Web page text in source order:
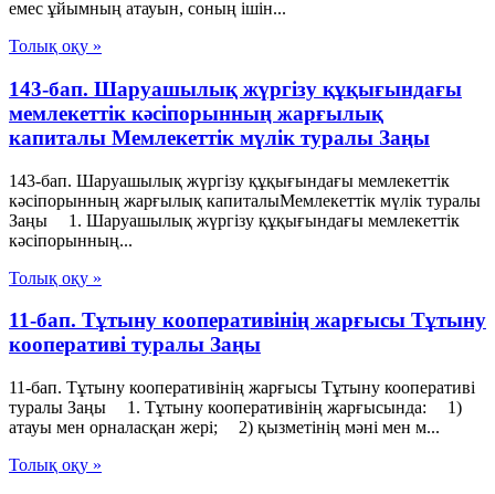
емес ұйымның атауын, соның iшiн...
Толық оқу »
143-бап. Шаруашылық жүргізу құқығындағы
мемлекеттік кәсiпорынның жарғылық
капиталы Мемлекеттік мүлік туралы Заңы
143-бап. Шаруашылық жүргізу құқығындағы мемлекеттік
кәсiпорынның жарғылық капиталыМемлекеттік мүлік туралы
Заңы 1. Шаруашылық жүргізу құқығындағы мемлекеттік
кәсiпорынның...
Толық оқу »
11-бап. Тұтыну кооперативiнiң жарғысы Тұтыну
кооперативі туралы Заңы
11-бап. Тұтыну кооперативiнiң жарғысы Тұтыну кооперативі
туралы Заңы 1. Тұтыну кооперативiнiң жарғысында: 1)
атауы мен орналасқан жерi; 2) қызметiнiң мәнi мен м...
Толық оқу »